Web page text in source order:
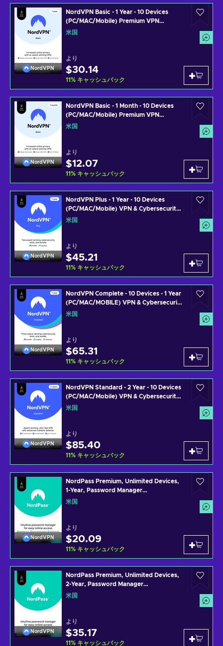
NordVPN
NordVPN Basic - 1 Year - 10 Devices
(PC/MAC/Mobile) Premium VPN
Software Subscription Key UNITED
米国
より
$30.14
11% キャッシュバック
NordVPN
NordVPN Basic - 1 Month - 10 Devices
(PC/MAC/Mobile) Premium VPN
Software Subscription Key UNITED
米国
より
$12.07
11% キャッシュバック
NordVPN
NordVPN Plus - 1 Year - 10 Devices
(PC/MAC/Mobile) VPN & Cybersecurity
Software Subscription Key UNITED
米国
より
$45.21
11% キャッシュバック
NordVPN
NordVPN Complete - 10 Devices - 1 Year
(PC/MAC/MOBILE) VPN & Cybersecurity
Software Subscription Key UNITED
米国
より
$65.31
11% キャッシュバック
NordVPN
NordVPN Standard - 2 Year - 10 Devices
(PC/MAC/Mobile) VPN & Cybersecurity
Software Subscription Key UNITED
米国
より
$85.40
11% キャッシュバック
NordVPN
NordPass Premium, Unlimited Devices,
1-Year, Password Manager
(PC/Mac/Mobile) Subscription Key
米国
より
$20.09
11% キャッシュバック
NordVPN
NordPass Premium, Unlimited Devices,
2-Year, Password Manager
(PC/Mac/Mobile) Subscription Key
米国
より
$35.17
11% キャッシュバック